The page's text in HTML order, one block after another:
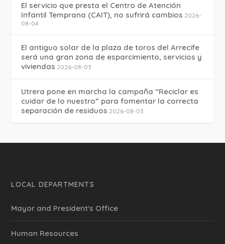
El servicio que presta el Centro de Atención
Infantil Temprana (CAIT), no sufrirá cambios 2026-
08-04
El antiguo solar de la plaza de toros del Arrecife
será una gran zona de esparcimiento, servicios y
viviendas 2026-08-03
Utrera pone en marcha la campaña “Reciclar es
cuidar de lo nuestro” para fomentar la correcta
separación de residuos 2026-08-03
LOCAL DEPARTMENTS
Mayor and President's Office
Human Resources